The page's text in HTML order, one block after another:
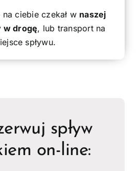
ciebie czekał w naszej
w drogę, lub transport na
spływu.
spływ
on-line: